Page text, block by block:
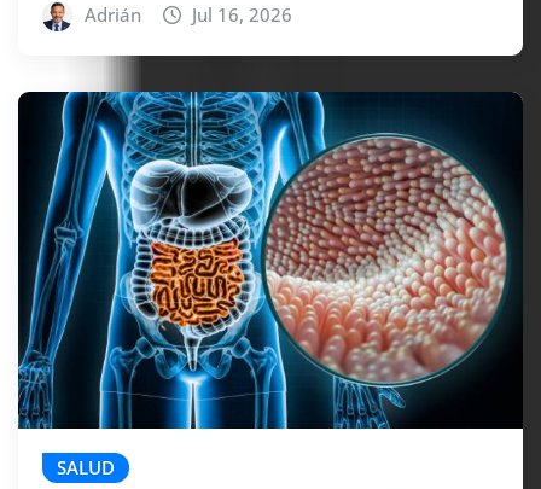
Adrián Jul 16, 2026
SALUD